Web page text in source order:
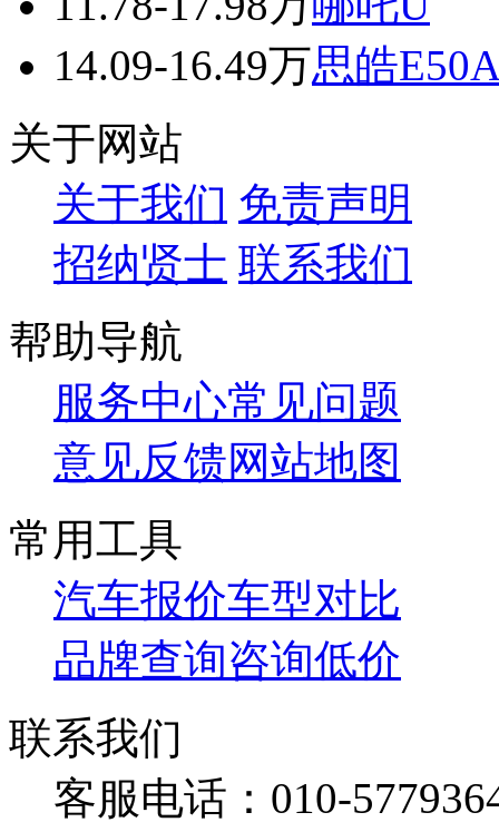
14.09-16.49万思皓
关于网站
关于我们 免责声明
招纳贤士 联系我们
帮助导航
服务中心常见问题
意见反馈网站地图
常用工具
汽车报价车型对比
品牌查询咨询低价
联系我们
客服电话： 010-